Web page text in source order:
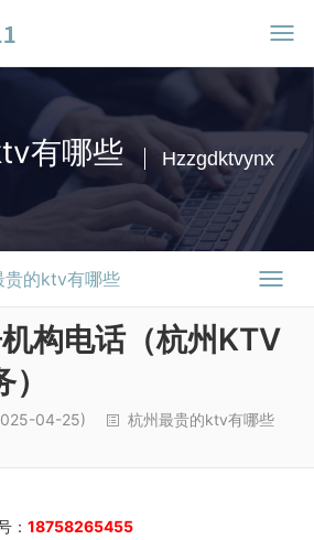
有哪些 Hzzgdktvynx
贵的ktv有哪些
构电话（杭州KTV
04-25)
杭州最贵的ktv有哪些
： 18758265455